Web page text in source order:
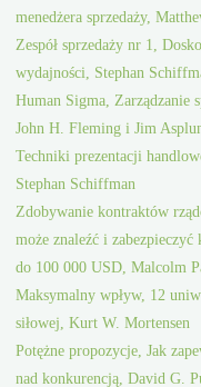
menedżera sprzedaży,
Zespół sprzedaży nr 1,
wydajności, Stephan
Human Sigma, Zarządzanie
John H. Fleming i Jim
Techniki prezentacji
Stephan Schiffman
Zdobywanie kontraktów
może znaleźć i
do 100 000 USD, Malcolm
Maksymalny wpływ, 12
siłowej, Kurt W. Mortensen
Potężne propozycje, Jak
nad konkurencją, David G.